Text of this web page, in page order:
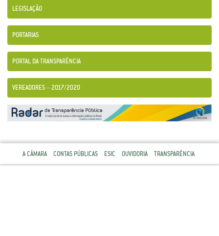
LEGISLAÇÃO
PORTARIAS
PORTAL DA TRANSPARÊNCIA
VEREADORES – 2017/2020
A CÂMARA CONTAS PÚBLICAS ESIC OUVIDORIA TRANSPARÊNCIA